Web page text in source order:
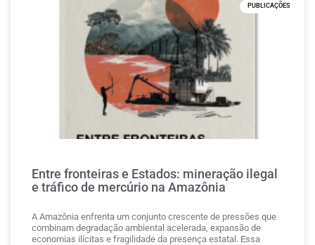
PUBLICAÇÕES
Entre fronteiras e Estados: mineração ilegal
e tráfico de mercúrio na Amazônia
A Amazônia enfrenta um conjunto crescente de pressões que
combinam degradação ambiental acelerada, expansão de
economias ilícitas e fragilidade da presença estatal. Essa